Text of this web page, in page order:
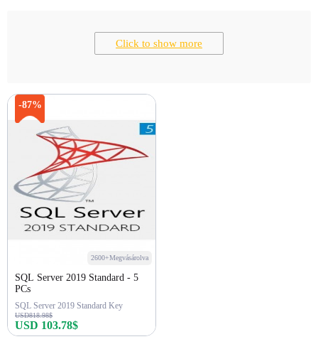
Click to show more
-87%
2600+Megvásárolva
SQL Server 2019 Standard - 5
PCs
SQL Server 2019 Standard Key
USD818.98$
USD 103.78$